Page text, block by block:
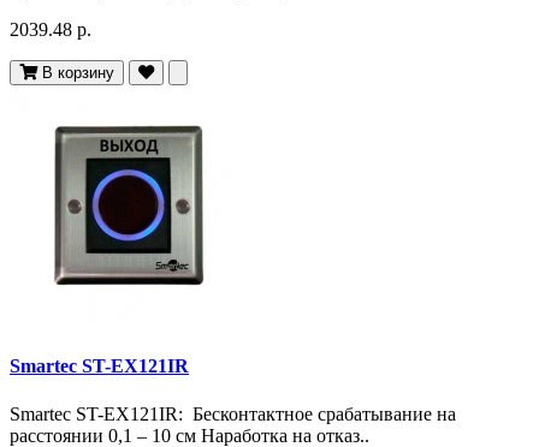
2039.48 р.
В корзину
Smartec ST-EX121IR
Smartec ST-EX121IR: Бесконтактное срабатывание на
расстоянии 0,1 – 10 см Наработка на отказ..